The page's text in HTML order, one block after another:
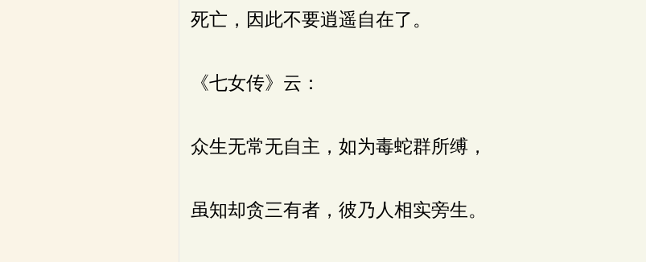
死亡，因此不要逍遥自在了。
《七女传》云：
众生无常无自主，如为毒蛇群所缚，
虽知却贪三有者，彼乃人相实旁生。